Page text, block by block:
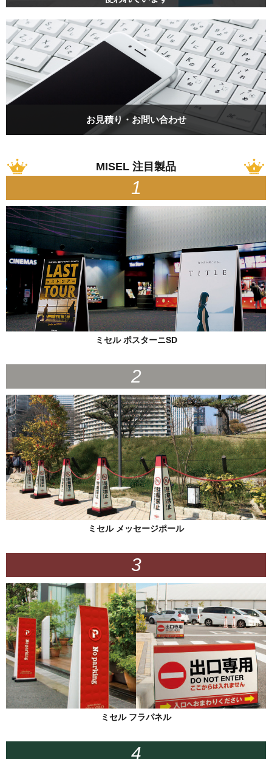
お見積り・お問い合わせ
MISEL 注目製品
ミセル ポスターニSD
ミセル メッセージポール
ミセル フラパネル